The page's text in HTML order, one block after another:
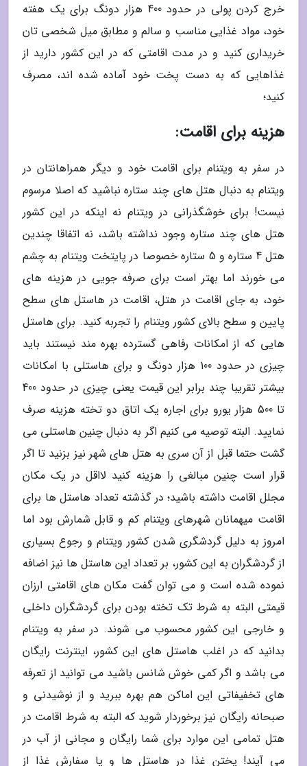
خرج کردن پولی در حدود 400 هزار دونگ برای یک هفته
خود، مواد غذایی مناسب و سالم و مطابق میل شخصی تان
خریداری کنید و در مدت اقامتی که در این کشور دارید از
غذاهایی که به دست پخت خود آماده شده اند، مصرف
کنید؛
هزینه برای اقامت:
در سفر به ویتنام برای اقامت خود و دیگر همراهانتان در
ویتنام به دنبال هتل های چند ستاره نباشید که اصلا مرسوم
نیست! برای خوشگذرانی در ویتنام نه اینکه در این کشور
هتل های چند ستاره وجود نداشته باشد، نه اتفاقا چندین
هتل 4 ستاره و 5 ستاره خصوصا در پایتخت ویتنام به چشم
می خورند اما بهتر است برای صرفه جویی در هزینه های
خود، به جای اقامت در هتل، اقامت در هاستل های سطح
پایین و سطح بالای کشور ویتنام را تجربه کنید. برای هاستل
هایی که از امکانات رفاهی گسترده بهره مند نیستند باید
چیزی در حدود 100 هزار دونگ و برای هاستلی با امکانات
بیشتر تقریبا چند برابر این قیمت یعنی چیزی در حدود 400
تا 500 هزار یورو برای اجاره یک اتاق دو تخته هزینه صرف
نمایید. البته توصیه می کنیم اگر به دنبال چنین هاستلی می
گشت حتما قبل از آن سری به هتل های شهر نیز بزنید تا اگر
قرار است چنین مبالغی را هزینه کنید لااقل در یک مکان
مجلل اقامت داشته باشید؛ در گذشته تعداد هاستل ها برای
اقامت میهمانان شهرهای ویتنام کم و قابل شمارش بود اما
امروز به دلیل گردشگری شدن کشور ویتنام و رجوع بسیاری
از گردشگران به این کشور، بر تعداد این هاستل ها نیز اضافه
نموده شده است و می توان گفت مکان های اقامتی ارزان
قیمتی البته به شرط تک تخته بودن برای گردشگران داخلی
و خارجی این کشور محسوب می شوند. در سفر به ویتنام
بدانید که در اغلب هاستل های این کشور، اینترنت رایگان
می باشد و اگر کمی خوش شانس باشید می توانید از تعرفه
های تخفیفاتی این اماکن هم بهره ببرید و از نوشیدنی و
صبحانه رایگان نیز برخوردار شوید که البته به شرط اقامت در
هتل تمامی این موارد برای شما رایگان و مجانی از آب در
می آیند! پختن غذا در هاستل ها و یا سفارش غذا از